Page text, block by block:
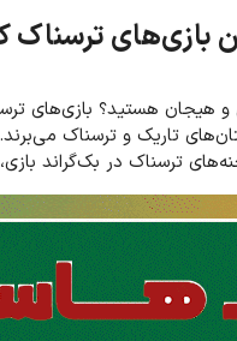
بازی‌های ترسناک
هیجان هستید؟ بازی‌های
تاریک و ترسناک
ترسناک در بک‌گراند